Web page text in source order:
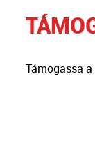
Támogassa